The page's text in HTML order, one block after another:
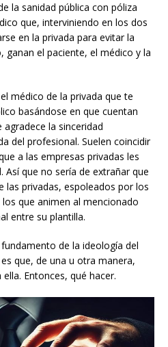
la sanidad pública con póliza
que, interviniendo en los dos
en la privada para evitar la
ganan el paciente, el médico y la
médico de la privada que te
basándose en que cuentan
la sinceridad
del profesional. Suelen coincidir
a las empresas privadas les
Así que no sería de extrañar que
las privadas, espoleados por los
que animen al mencionado
entre su plantilla.
de la ideología del
que, de una u otra manera,
Entonces, qué hacer.